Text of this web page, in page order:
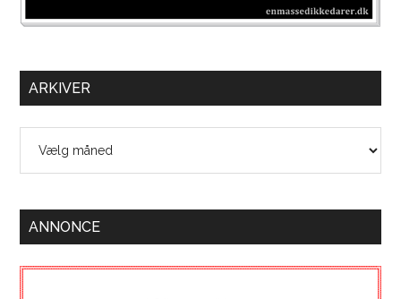
ARKIVER
ANNONCE